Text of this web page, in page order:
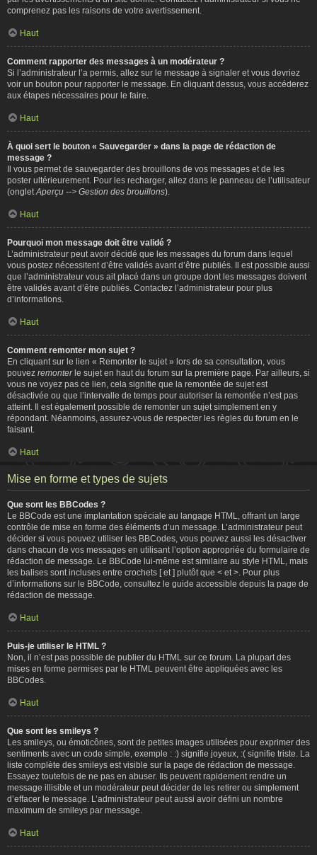
comprenez pas les raisons de votre avertissement.
Haut
Comment rapporter des messages à un modérateur ?
Si l’administrateur l’a permis, allez sur le message à signaler et vous devriez
voir un bouton pour rapporter le message. En cliquant dessus, vous accéderez
aux étapes nécessaires pour le faire.
Haut
À quoi sert le bouton « Sauvegarder » dans la page de rédaction de
message ?
Il vous permet de sauvegarder des brouillons de vos messages et de les
poster ultérieurement. Pour les recharger, allez dans le panneau de l’utilisateur
(onglet Aperçu --> Gestion des brouillons).
Haut
Pourquoi mon message doit être validé ?
L’administrateur peut avoir décidé que les messages du forum dans lequel
vous postez nécessitent d’être validés avant d’être publiés. Il est possible aussi
que l’administrateur vous ait placé dans un groupe dont les messages doivent
être validés avant d’être publiés. Contactez l’administrateur pour plus
d’informations.
Haut
Comment remonter mon sujet ?
En cliquant sur le lien « Remonter le sujet » lors de sa consultation, vous
pouvez remonterle sujet en haut du forum sur la première page. Par ailleurs, si
vous ne voyez pas ce lien, cela signifie que la remontée de sujet est
désactivée ou que l’intervalle de temps pour autoriser la remontée n’est pas
atteint. Il est également possible de remonter un sujet simplement en y
répondant. Néanmoins, assurez-vous de respecter les règles du forum en le
faisant.
Haut
Mise en forme et types de sujets
Que sont les BBCodes ?
Le BBCode est une implantation spéciale au langage HTML, offrant un large
contrôle de mise en forme des éléments d’un message. L’administrateur peut
décider si vous pouvez utiliser les BBCodes, vous pouvez aussi les désactiver
dans chacun de vos messages en utilisant l’option appropriée du formulaire de
rédaction de message. Le BBCode lui-même est similaire au style HTML, mais
les balises sont incluses entre crochets [ et ] plutôt que < et >. Pour plus
d’informations sur le BBCode, consultez le guide accessible depuis la page de
rédaction de message.
Haut
Puis-je utiliser le HTML ?
Non, il n’est pas possible de publier du HTML sur ce forum. La plupart des
mises en forme permises par le HTML peuvent être appliquées avec les
BBCodes.
Haut
Que sont les smileys ?
Les smileys, ou émoticônes, sont de petites images utilisées pour exprimer des
sentiments avec un code simple, exemple : :) signifie joyeux, :( signifie triste. La
liste complète des smileys est visible sur la page de rédaction de message.
Essayez toutefois de ne pas en abuser. Ils peuvent rapidement rendre un
message illisible et un modérateur peut décider de les retirer ou simplement
d’effacer le message. L’administrateur peut aussi avoir défini un nombre
maximum de smileys par message.
Haut